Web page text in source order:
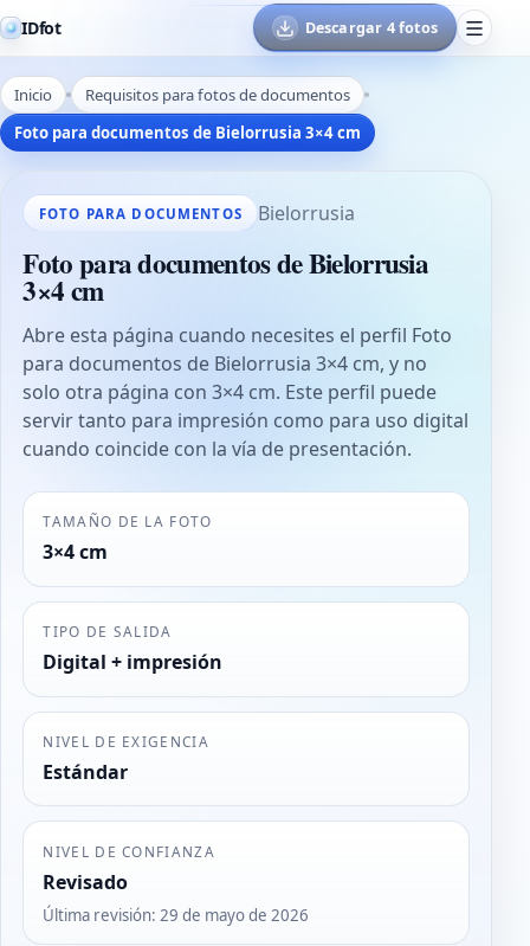
IDfot Descargar 4 fotos
Inicio
Requisitos para fotos de documentos
Foto para documentos de Bielorrusia 3×4 cm
FOTO PARA DOCUMENTOS Bielorrusia
Foto para documentos de Bielorrusia
3×4 cm
Abre esta página cuando necesites el perfil Foto
para documentos de Bielorrusia 3×4 cm, y no
solo otra página con 3×4 cm. Este perfil puede
servir tanto para impresión como para uso digital
cuando coincide con la vía de presentación.
TAMAÑO DE LA FOTO
3×4 cm
TIPO DE SALIDA
Digital + impresión
NIVEL DE EXIGENCIA
Estándar
NIVEL DE CONFIANZA
Revisado
Última revisión:29 de mayo de 2026